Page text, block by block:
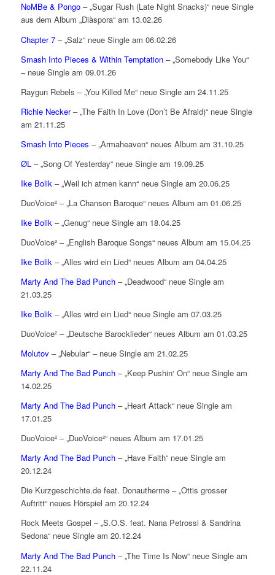
NoMBe & Pongo– „Sugar Rush (Late Night Snacks)“ neue Single
aus dem Album „Diàspora“ am 13.02.26
Chapter 7– „Salz“ neue Single am 06.02.26
Smash Into Pieces & Within Temptation– „Somebody Like You“
– neue Single am 09.01.26
Raygun Rebels – „You Killed Me“ neue Single am 24.11.25
Richie Necker– „The Faith In Love (Don’t Be Afraid)“ neue Single
am 21.11.25
Smash Into Pieces – „Armaheaven“ neues Album am 31.10.25
ØL – „Song Of Yesterday“ neue Single am 19.09.25
Ike Bolik – „Weil ich atmen kann“ neue Single am 20.06.25
DuoVoice² – „La Chanson Baroque“ neues Album am 01.06.25
Ike Bolik– „Genug“ neue Single am 18.04.25
DuoVoice² – „English Baroque Songs“ neues Album am 15.04.25
Ike Bolik– „Alles wird ein Lied“ neues Album am 04.04.25
Marty And The Bad Punch– „Deadwood“ neue Single am
21.03.25
Ike Bolik– „Alles wird ein Lied“ neue Single am 07.03.25
DuoVoice² – „Deutsche Barocklieder“ neues Album am 01.03.25
Molutov – „Nebular“ – neue Single am 21.02.25
Marty And The Bad Punch– „Keep Pushin‘ On“ neue Single am
14.02.25
Marty And The Bad Punch– „Heart Attack“ neue Single am
17.01.25
DuoVoice² – „DuoVoice²“ neues Album am 17.01.25
Marty And The Bad Punch– „Have Faith“ neue Single am
20.12.24
Die Kurzgeschichte.de feat. Donautherme – „Ottis grosser
Auftritt“ neues Hörspiel am 20.12.24
Rock Meets Gospel – „S.O.S. feat. Nana Petrossi & Sandrina
Sedona“ neue Single am 20.12.24
Marty And The Bad Punch– „The Time Is Now“ neue Single am
22.11.24